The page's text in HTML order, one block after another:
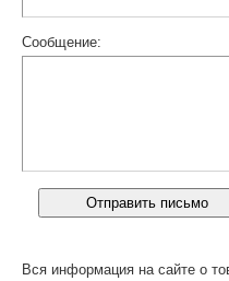
Сообщение:
Вся информация на сайте о